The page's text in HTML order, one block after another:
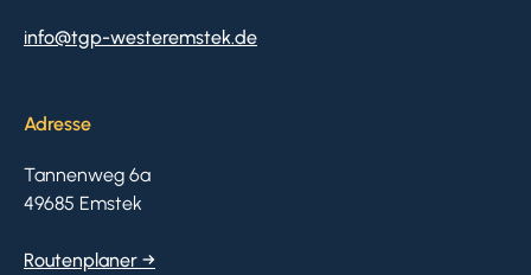
info@tgp-westeremstek.de
Adresse
Tannenweg 6a
49685 Emstek
Routenplaner →